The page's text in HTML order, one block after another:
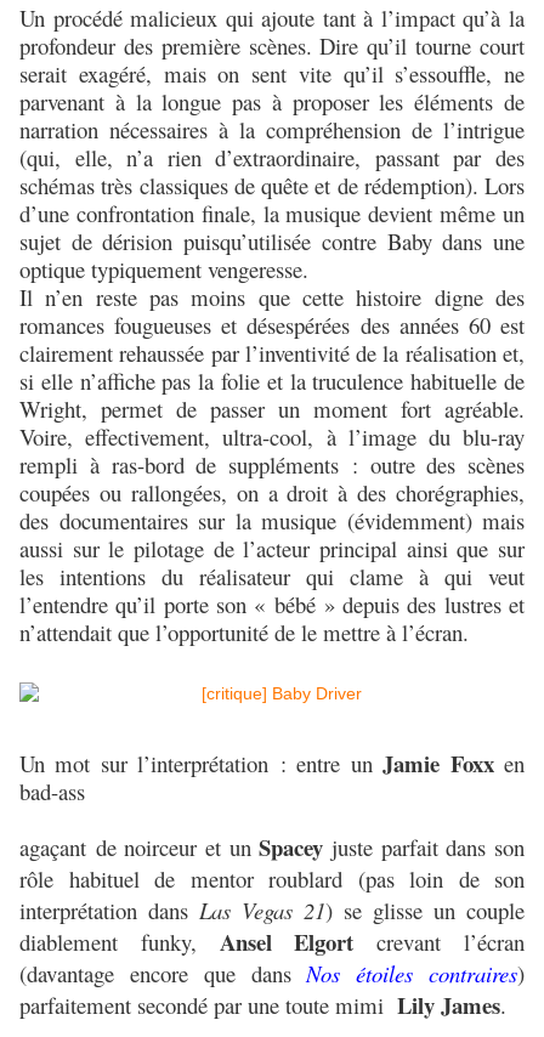
Un procédé malicieux qui ajoute tant à l’impact qu’à la
profondeur des première scènes. Dire qu’il tourne court
serait exagéré, mais on sent vite qu’il s’essouffle, ne
parvenant à la longue pas à proposer les éléments de
narration nécessaires à la compréhension de l’intrigue
(qui, elle, n’a rien d’extraordinaire, passant par des
schémas très classiques de quête et de rédemption). Lors
d’une confrontation finale, la musique devient même un
sujet de dérision puisqu’utilisée contre Baby dans une
optique typiquement vengeresse.
Il n’en reste pas moins que cette histoire digne des
romances fougueuses et désespérées des années 60 est
clairement rehaussée par l’inventivité de la réalisation et,
si elle n’affiche pas la folie et la truculence habituelle de
Wright, permet de passer un moment fort agréable.
Voire, effectivement, ultra-cool, à l’image du blu-ray
rempli à ras-bord de suppléments : outre des scènes
coupées ou rallongées, on a droit à des chorégraphies,
des documentaires sur la musique (évidemment) mais
aussi sur le pilotage de l’acteur principal ainsi que sur
les intentions du réalisateur qui clame à qui veut
l’entendre qu’il porte son « bébé » depuis des lustres et
n’attendait que l’opportunité de le mettre à l’écran.
Un mot sur l’interprétation : entre unJamie Foxxen
bad-ass
agaçant de noirceur et unSpacey juste parfait dans son
rôle habituel de mentor roublard (pas loin de son
interprétation dans Las Vegas 21) se glisse un couple
diablement funky, Ansel Elgort crevant l’écran
(davantage encore que dans Nos étoiles contraires)
parfaitement secondé par une toute mimi Lily James.